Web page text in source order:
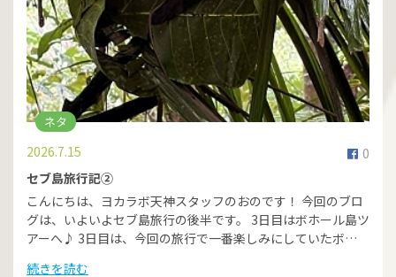
ネタ
0
2026.7.15
セブ島旅行記②
こんにちは、ヨカラボ天神スタッフのおのです！ 今回のブロ
グは、いよいよセブ島旅行の後半です。 3日目はボホール島ツ
アーへ♪ 3日目は、今回の旅行で一番楽しみにしていたボ…
続きを読む